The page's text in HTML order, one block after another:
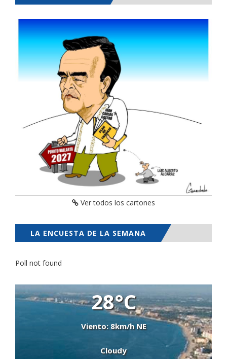
Ver todos los cartones
LA ENCUESTA DE LA SEMANA
Poll not found
28°C
Viento: 8km/h NE
Cloudy